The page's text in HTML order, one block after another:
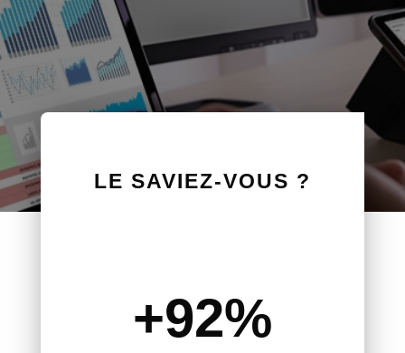
LE SAVIEZ-VOUS ?
+92%